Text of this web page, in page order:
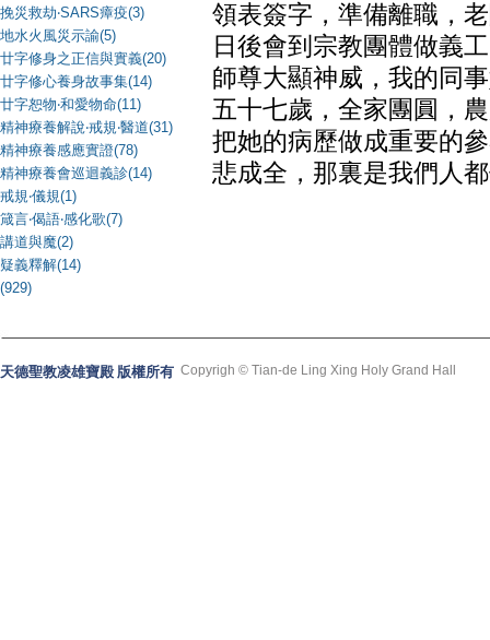
挽災救劫‧SARS瘴疫(3)
地水火風災示諭(5)
廿字修身之正信與實義(20)
廿字修心養身故事集(14)
廿字恕物‧和愛物命(11)
精神療養解說‧戒規‧醫道(31)
精神療養感應實證(78)
精神療養會巡迴義診(14)
戒規‧儀規(1)
箴言‧偈語‧感化歌(7)
講道與魔(2)
疑義釋解(14)
(929)
領表簽字，準備離職，
日後會到宗教團體做義
師尊大顯神威，我的同
五十七歲，全家團圓，
把她的病歷做成重要的
悲成全，那裏是我們人
天德聖教凌雄寶殿 版權所有 Copyrigh © Tian-de Ling Xing Holy Grand Hall